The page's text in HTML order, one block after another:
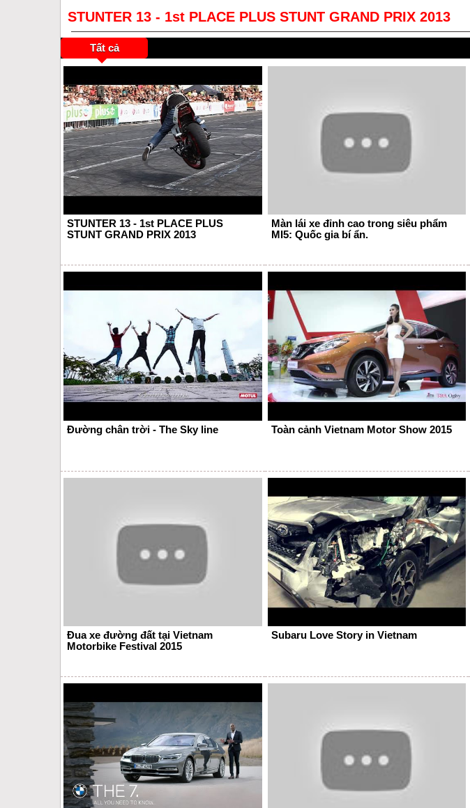
STUNTER 13 - 1st PLACE PLUS STUNT GRAND PRIX 2013
Tất cả
STUNTER 13 - 1st PLACE PLUS
STUNT GRAND PRIX 2013
Màn lái xe đỉnh cao trong siêu phẩm
MI5: Quốc gia bí ẩn.
Đường chân trời - The Sky line Toàn cảnh Vietnam Motor Show 2015
Đua xe đường đất tại Vietnam
Motorbike Festival 2015
Subaru Love Story in Vietnam